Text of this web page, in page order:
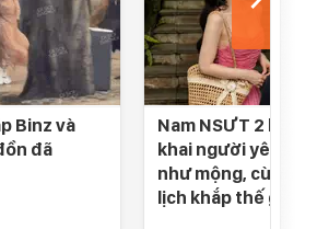
Binz và
đã
Nam NSƯT 2 lần
khai người yêu SN
như mộng, cùng
lịch khắp thế gian